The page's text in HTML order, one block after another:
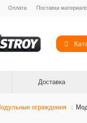
Оплата Поставки
Доставка
ограждения